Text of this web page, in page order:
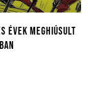
évek meghiúsult